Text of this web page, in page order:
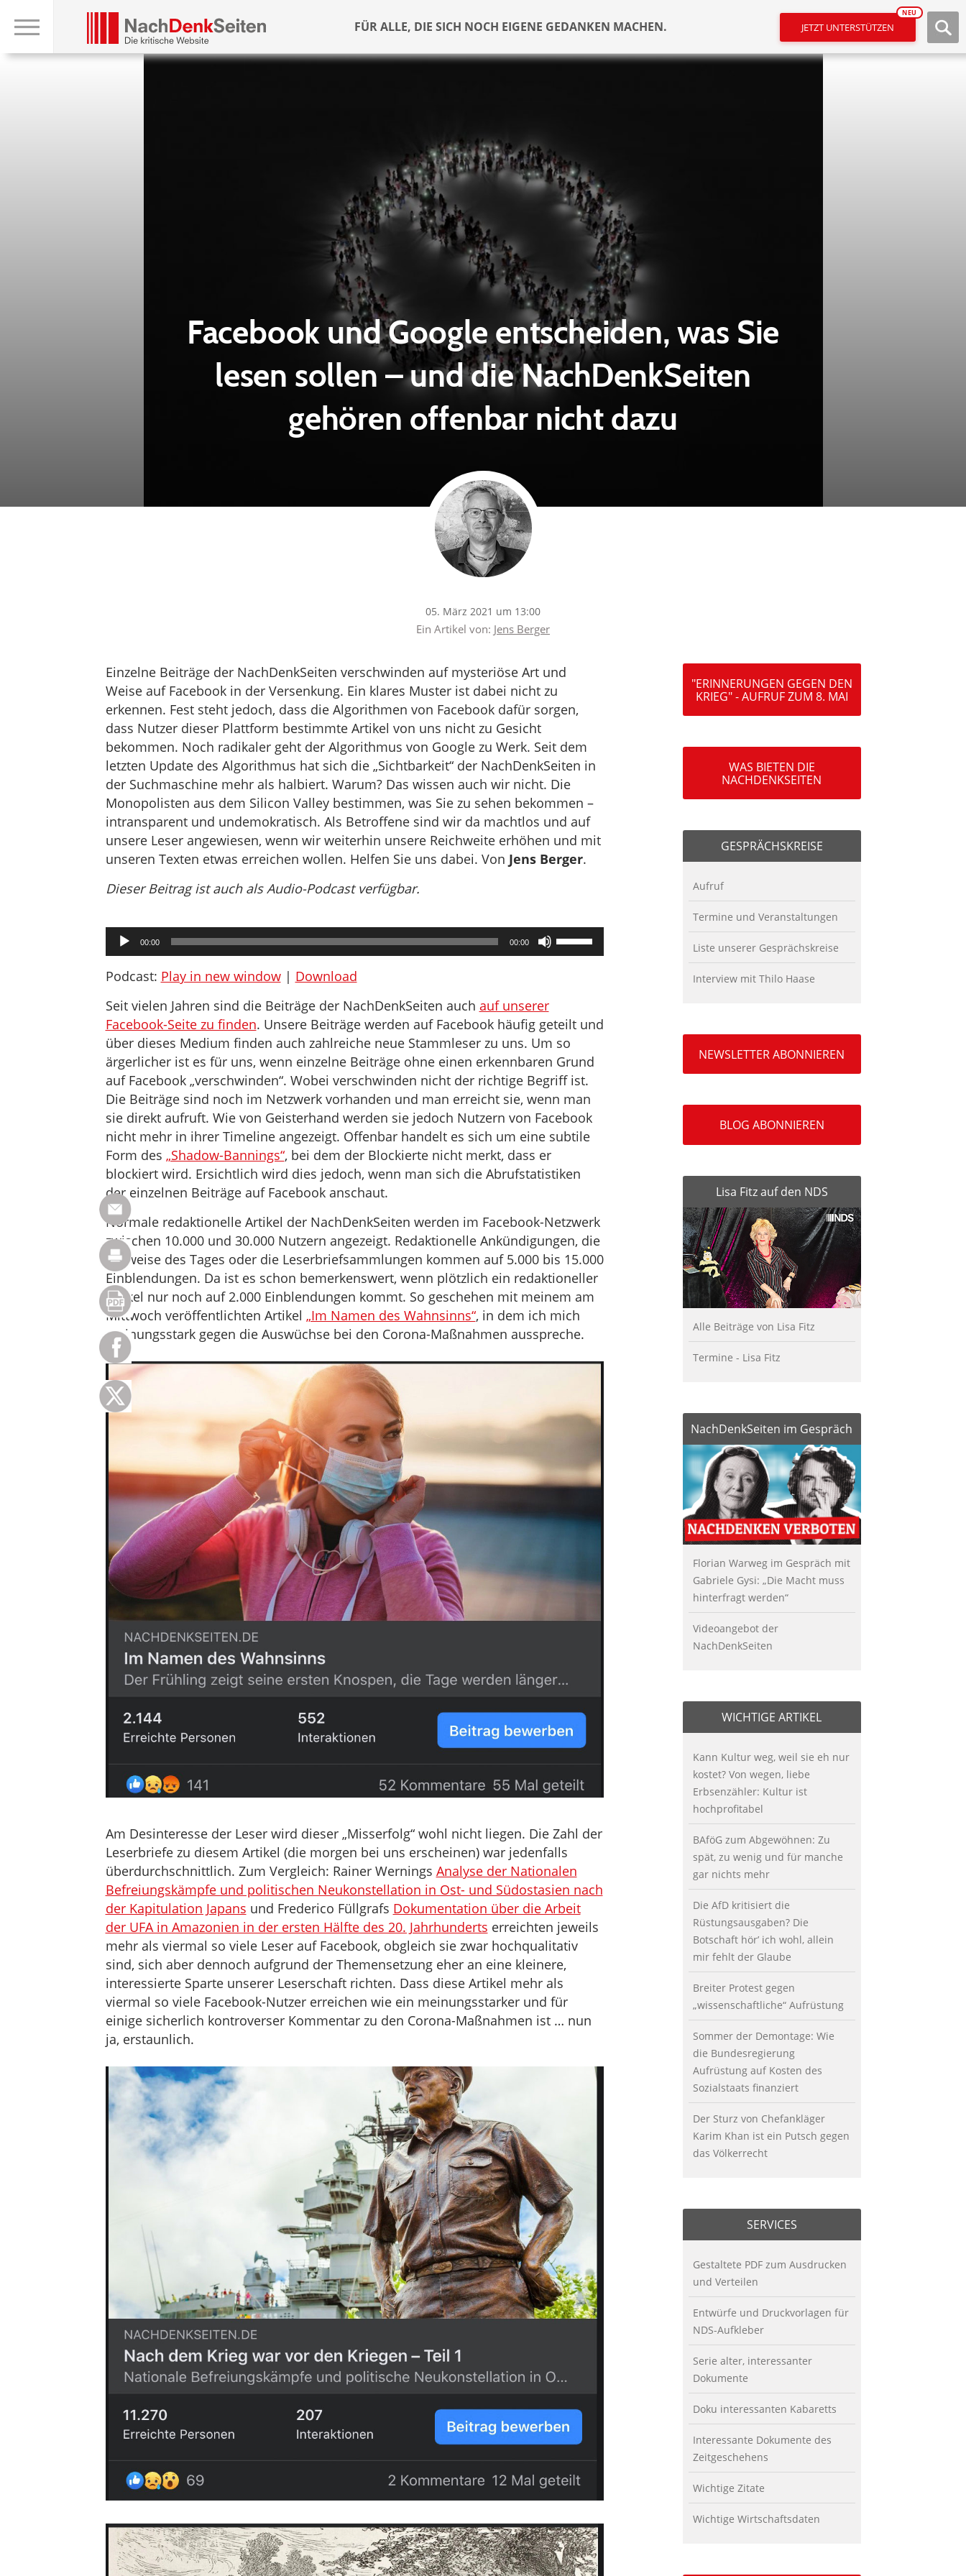
FÜR ALLE, DIE SICH NOCH EIGENE GEDANKEN MACHEN. JETZT UNTERSTÜTZEN
NEU
Facebook und Google entscheiden, was Sie
lesen sollen – und die NachDenkSeiten
gehören offenbar nicht dazu
05. März 2021 um 13:00
Ein Artikel von: Jens Berger
Einzelne Beiträge der NachDenkSeiten verschwinden auf mysteriöse Art und
Weise auf Facebook in der Versenkung. Ein klares Muster ist dabei nicht zu
erkennen. Fest steht jedoch, dass die Algorithmen von Facebook dafür sorgen,
dass Nutzer dieser Plattform bestimmte Artikel von uns nicht zu Gesicht
bekommen. Noch radikaler geht der Algorithmus von Google zu Werk. Seit dem
letzten Update des Algorithmus hat sich die „Sichtbarkeit“ der NachDenkSeiten in
der Suchmaschine mehr als halbiert. Warum? Das wissen auch wir nicht. Die
Monopolisten aus dem Silicon Valley bestimmen, was Sie zu sehen bekommen –
intransparent und undemokratisch. Als Betroffene sind wir da machtlos und auf
unsere Leser angewiesen, wenn wir weiterhin unsere Reichweite erhöhen und mit
unseren Texten etwas erreichen wollen. Helfen Sie uns dabei. Von Jens Berger.
Dieser Beitrag ist auch als Audio-Podcast verfügbar.
Audio-
Player
00:00 00:00
Pfeiltasten
Hoch/Runter
Lautstärke
zu
regeln.
Podcast: Play in new window| Download
Seit vielen Jahren sind die Beiträge der NachDenkSeiten auch auf unserer
Facebook-Seite zu finden. Unsere Beiträge werden auf Facebook häufig geteilt und
über dieses Medium finden auch zahlreiche neue Stammleser zu uns. Um so
ärgerlicher ist es für uns, wenn einzelne Beiträge ohne einen erkennbaren Grund
auf Facebook „verschwinden“. Wobei verschwinden nicht der richtige Begriff ist.
Die Beiträge sind noch im Netzwerk vorhanden und man erreicht sie, wenn man
sie direkt aufruft. Wie von Geisterhand werden sie jedoch Nutzern von Facebook
nicht mehr in ihrer Timeline angezeigt. Offenbar handelt es sich um eine subtile
Form des „Shadow-Bannings“, bei dem der Blockierte nicht merkt, dass er
blockiert wird. Ersichtlich wird dies jedoch, wenn man sich die Abrufstatistiken
der einzelnen Beiträge auf Facebook anschaut.
Normale redaktionelle Artikel der NachDenkSeiten werden im Facebook-Netzwerk
zwischen 10.000 und 30.000 Nutzern angezeigt. Redaktionelle Ankündigungen, die
Hinweise des Tages oder die Leserbriefsammlungen kommen auf 5.000 bis 15.000
Einblendungen. Da ist es schon bemerkenswert, wenn plötzlich ein redaktioneller
Artikel nur noch auf 2.000 Einblendungen kommt. So geschehen mit meinem am
Mittwoch veröffentlichten Artikel „Im Namen des Wahnsinns“, in dem ich mich
meinungsstark gegen die Auswüchse bei den Corona-Maßnahmen ausspreche.
Am Desinteresse der Leser wird dieser „Misserfolg“ wohl nicht liegen. Die Zahl der
Leserbriefe zu diesem Artikel (die morgen bei uns erscheinen) war jedenfalls
überdurchschnittlich. Zum Vergleich: Rainer Wernings Analyse der Nationalen
Befreiungskämpfe und politischen Neukonstellation in Ost- und Südostasien nach
der Kapitulation Japans und Frederico Füllgrafs Dokumentation über die Arbeit
der UFA in Amazonien in der ersten Hälfte des 20. Jahrhunderts erreichten jeweils
mehr als viermal so viele Leser auf Facebook, obgleich sie zwar hochqualitativ
sind, sich aber dennoch aufgrund der Themensetzung eher an eine kleinere,
interessierte Sparte unserer Leserschaft richten. Dass diese Artikel mehr als
viermal so viele Facebook-Nutzer erreichen wie ein meinungsstarker und für
einige sicherlich kontroverser Kommentar zu den Corona-Maßnahmen ist … nun
ja, erstaunlich.
"ERINNERUNGEN GEGEN DEN
KRIEG" - AUFRUF ZUM 8. MAI
WAS BIETEN DIE
NACHDENKSEITEN
GESPRÄCHSKREISE
Aufruf
Termine und Veranstaltungen
Liste unserer Gesprächskreise
Interview mit Thilo Haase
NEWSLETTER ABONNIEREN
BLOG ABONNIEREN
Lisa Fitz auf den NDS
Alle Beiträge von Lisa Fitz
Termine - Lisa Fitz
NachDenkSeiten im Gespräch
Florian Warweg im Gespräch mit
Gabriele Gysi: „Die Macht muss
hinterfragt werden“
Videoangebot der
NachDenkSeiten
WICHTIGE ARTIKEL
Kann Kultur weg, weil sie eh nur
kostet? Von wegen, liebe
Erbsenzähler: Kultur ist
hochprofitabel
BAföG zum Abgewöhnen: Zu
spät, zu wenig und für manche
gar nichts mehr
Die AfD kritisiert die
Rüstungsausgaben? Die
Botschaft hör’ ich wohl, allein
mir fehlt der Glaube
Breiter Protest gegen
„wissenschaftliche“ Aufrüstung
Sommer der Demontage: Wie
die Bundesregierung
Aufrüstung auf Kosten des
Sozialstaats finanziert
Der Sturz von Chefankläger
Karim Khan ist ein Putsch gegen
das Völkerrecht
SERVICES
Gestaltete PDF zum Ausdrucken
und Verteilen
Entwürfe und Druckvorlagen für
NDS-Aufkleber
Serie alter, interessanter
Dokumente
Doku interessanten Kabaretts
Interessante Dokumente des
Zeitgeschehens
Wichtige Zitate
Wichtige Wirtschaftsdaten